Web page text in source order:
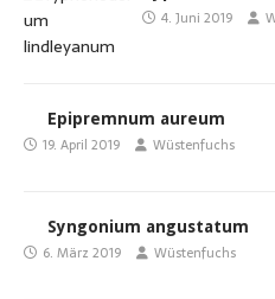
4. Juni 2019
Epipremnum aureum
19. April 2019 Wüstenfuchs
Syngonium angustatum
6. März 2019 Wüstenfuchs